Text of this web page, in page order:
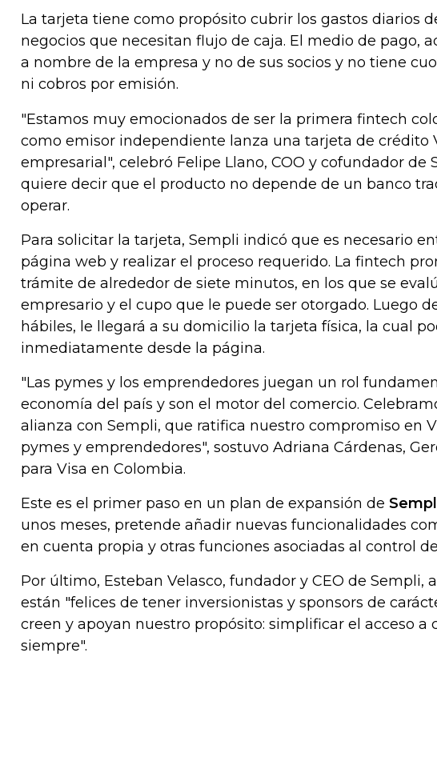
La tarjeta tiene como propósito cubrir los gastos diarios
negocios que necesitan flujo de caja. El medio de pago,
a nombre de la empresa y no de sus socios y no tiene
ni cobros por emisión.
"Estamos muy emocionados de ser la primera fintech
como emisor independiente lanza una tarjeta de crédito
empresarial", celebró Felipe Llano, COO y cofundador de
quiere decir que el producto no depende de un banco
operar.
Para solicitar la tarjeta, Sempli indicó que es necesario
página web y realizar el proceso requerido. La fintech
trámite de alrededor de siete minutos, en los que se
empresario y el cupo que le puede ser otorgado. Luego
hábiles, le llegará a su domicilio la tarjeta física, la cual
inmediatamente desde la página.
"Las pymes y los emprendedores juegan un rol
economía del país y son el motor del comercio.
alianza con Sempli, que ratifica nuestro compromiso en
pymes y emprendedores", sostuvo Adriana Cárdenas,
para Visa en Colombia.
Este es el primer paso en un plan de expansión de
unos meses, pretende añadir nuevas funcionalidades
en cuenta propia y otras funciones asociadas al control
Por último, Esteban Velasco, fundador y CEO de Sempli,
están "felices de tener inversionistas y sponsors de
creen y apoyan nuestro propósito: simplificar el acceso a
siempre".